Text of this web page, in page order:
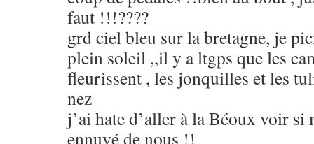
faut !!!????
grd ciel bleu sur la bretagne, je
plein soleil ,,il y a ltgps que les
fleurissent , les jonquilles et les
nez
j’ai hate d’aller à la Béoux voir si
ennuyé de nous !!